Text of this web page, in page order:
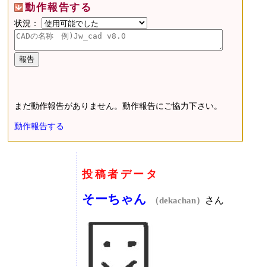
動作報告する
状況：
まだ動作報告がありません。動作報告にご協力下さい。
動作報告する
投稿者データ
そーちゃん （dekachan） さん